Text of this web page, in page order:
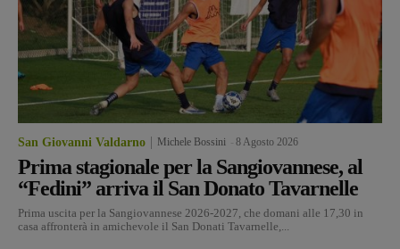
San Giovanni Valdarno Michele Bossini 8 Agosto 2026
Prima stagionale per la Sangiovannese, al
“Fedini” arriva il San Donato Tavarnelle
Prima uscita per la Sangiovannese 2026-2027, che domani alle 17,30 in
casa affronterà in amichevole il San Donati Tavarnelle,...